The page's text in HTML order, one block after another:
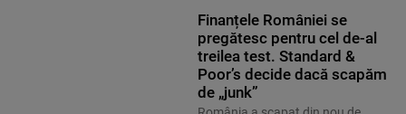
Finanțele României se
pregătesc pentru cel de-al
treilea test. Standard &
Poor’s decide dacă scapăm
de „junk”